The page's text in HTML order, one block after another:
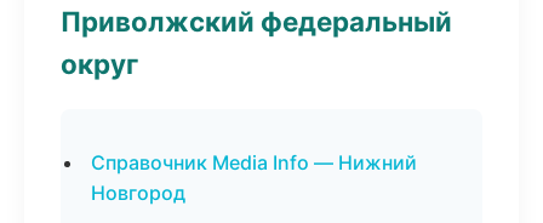
Приволжский федеральный
округ
Справочник Media Info — Нижний
Новгород